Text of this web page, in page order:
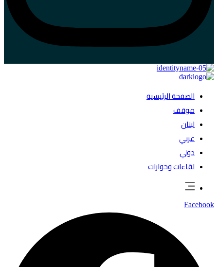
الصفحة الرئيسية
موقف
لبنان
عربي
دولي
لقاءات وحوارات
Facebook